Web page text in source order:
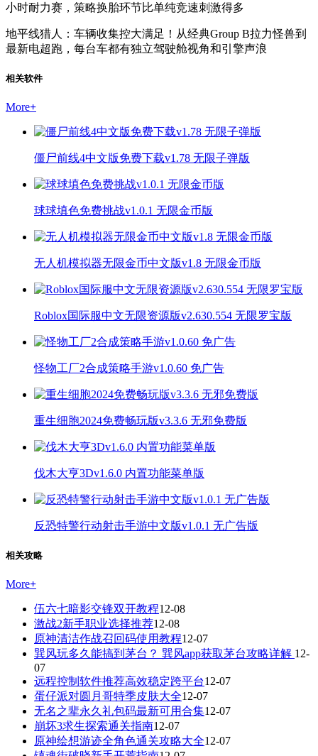
小时耐力赛，策略换胎环节比单纯竞速刺激得多
地平线猎人：车辆收集控大满足！从经典Group B拉力怪兽到
最新电超跑，每台车都有独立驾驶舱视角和引擎声浪
相关软件
More+
僵尸前线4中文版免费下载v1.78 无限子弹版
球球填色免费挑战v1.0.1 无限金币版
无人机模拟器无限金币中文版v1.8 无限金币版
Roblox国际服中文无限资源版v2.630.554 无限罗宝版
怪物工厂2合成策略手游v1.0.60 免广告
重生细胞2024免费畅玩版v3.3.6 无邪免费版
伐木大亨3Dv1.6.0 内置功能菜单版
反恐特警行动射击手游中文版v1.0.1 无广告版
相关攻略
More+
伍六七暗影交锋双开教程12-08
激战2新手职业选择推荐12-08
原神清洁作战召回码使用教程12-07
巽风玩多久能搞到茅台？ 巽风app获取茅台攻略详解 12-
07
远程控制软件推荐高效稳定跨平台12-07
蛋仔派对圆月哥特季皮肤大全12-07
无名之辈永久礼包码最新可用合集12-07
崩坏3求生探索通关指南12-07
原神绘想游迹全角色通关攻略大全12-07